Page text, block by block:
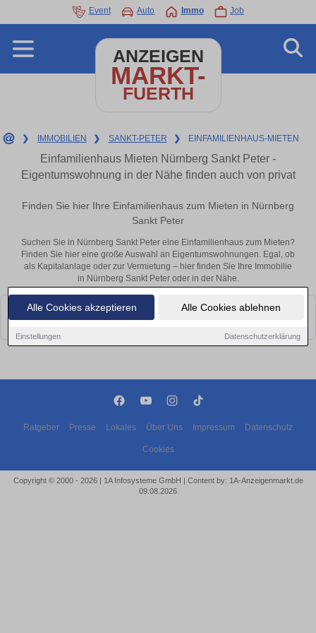
Alle Cookies akzeptieren Alle Cookies ablehnen
Einstellungen Datenschutzerklärung
Event Auto Immo Job
ANZEIGEN
MARKT-
FUERTH
❯ IMMOBILIEN ❯ SANKT-PETER ❯ EINFAMILIENHAUS-MIETEN
Einfamilienhaus Mieten Nürnberg Sankt Peter -
Eigentumswohnung in der Nähe finden auch von privat
Finden Sie hier Ihre Einfamilienhaus zum Mieten in Nürnberg
Sankt Peter
Suchen Sie in Nürnberg Sankt Peter eine Einfamilienhaus zum Mieten?
Finden Sie hier eine große Auswahl an Eigentumswohnungen. Egal, ob
als Kapitalanlage oder zur Vermietung – hier finden Sie Ihre Immobilie
in Nürnberg Sankt Peter oder in der Nähe.
Leider konnten wir derzeit keine passenden Objekte finden. Schauen Sie
bald wieder vorbei!
Ratgeber Presse Lokales Über Uns Impressum Datenschutz
Cookies
Copyright © 2000 - 2026 | 1A Infosysteme GmbH | Content by: 1A-Anzeigenmarkt.de
09.08.2026